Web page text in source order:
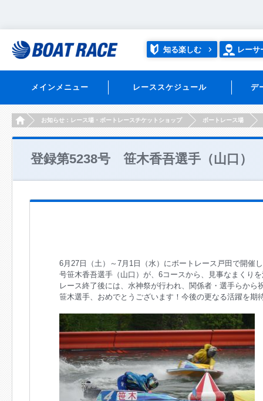
知る楽しむ レーサ
メインメニュー レーススケジュール デ
HOMEお知らせ：レース場・ボートレースチケットショップ ボートレース場
登録第5238号 笹木香吾選手（山口）
6月27日（土）～7月1日（水）にボートレース戸田で開催
号笹木香吾選手（山口）が、6コースから、見事なまくり
レース終了後には、水神祭が行われ、関係者・選手らから
笹木選手、おめでとうございます！今後の更なる活躍を期